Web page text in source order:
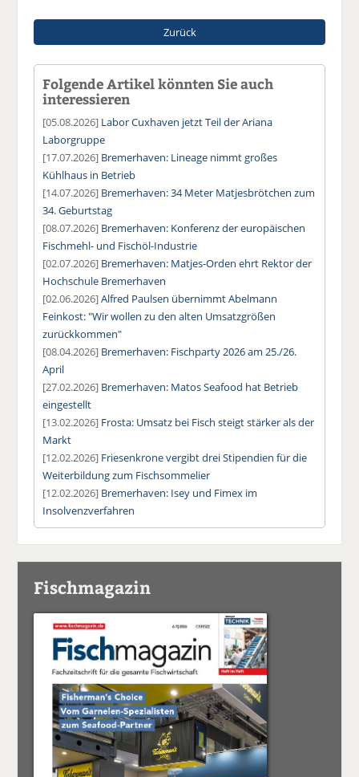
Zurück
Folgende Artikel könnten Sie auch
interessieren
[05.08.2026] Labor Cuxhaven jetzt Teil der Ariana
Laborgruppe
[17.07.2026] Bremerhaven: Lineage nimmt großes
Kühlhaus in Betrieb
[14.07.2026] Bremerhaven: 34 Meter Matjesbrötchen zum
34. Geburtstag
[08.07.2026] Bremerhaven: Konferenz der europäischen
Fischmehl- und Fischöl-Industrie
[02.07.2026] Bremerhaven: Matjes-Orden ehrt Rektor der
Hochschule Bremerhaven
[02.06.2026]Alfred Paulsen übernimmt Abelmann
Feinkost: "Wir wollen zu den alten Umsatzgrößen
zurückkommen"
[08.04.2026] Bremerhaven: Fischparty 2026 am 25./26.
April
[27.02.2026] Bremerhaven: Matos Seafood hat Betrieb
eingestellt
[13.02.2026] Frosta: Umsatz bei Fisch steigt stärker als der
Markt
[12.02.2026] Friesenkrone vergibt drei Stipendien für die
Weiterbildung zum Fischsommelier
[12.02.2026] Bremerhaven: Isey und Fimex im
Insolvenzverfahren
Fischmagazin